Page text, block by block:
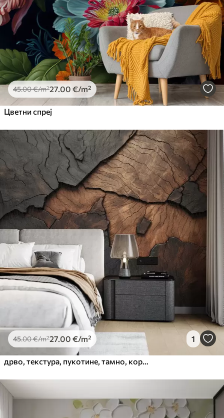
45.00€/m²27 .00 €/m²
Цветни спреј
45.00€/m²27 .00 €/m² 1